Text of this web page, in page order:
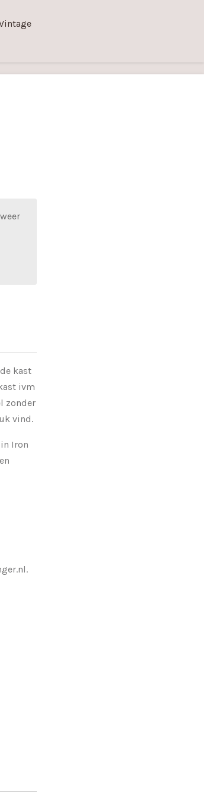
kast
ivm
zonder
vind.
Iron